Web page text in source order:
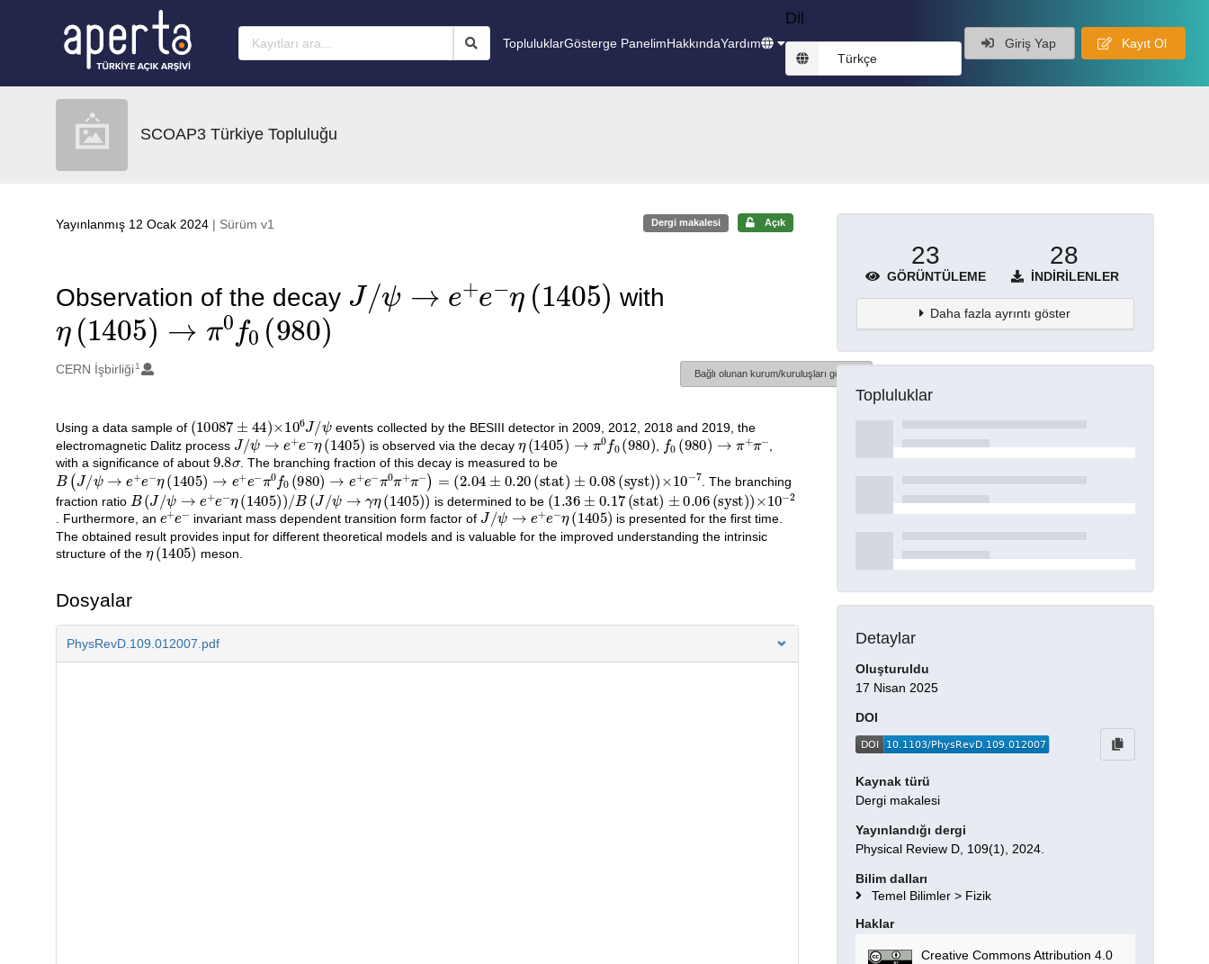
TopluluklarGösterge PanelimHakkındaYardım
Dil
Türkçe
Giriş Yap Kayıt Ol
SCOAP3 Türkiye Topluluğu
Yayınlanmış 12 Ocak 2024 | Sürüm v1 Dergi makalesi Açık
Observation of the decay
J/ ψ → e 1405)
with
η(1405)→π0f0(980)
Oluşturanlar
CERN İşbirliği1
Bağlı olunan kurum/kuruluşları göster
Açıklama
Using a data sample of (10087 ± 44 )× 10 6J /ψ
events collected by the BESIII detector in 2009, 2012, 2018 and 2019, the
electromagnetic Dalitz process J/ψ→e +e−η ( 1405) is observed via the decay η(1405) →π0f0(980) , f0 (980)→π +π
,
with a significance of about 9.8 σ. The branching fraction of this decay is measured to be
B(J /ψ→e+e−η(1405)→ e+e− π 0f0(980)→e +e−π0 π+π−)=(2.04±0.20(stat) ±0.08 ( syst) )× 10 −7
. The branching
fraction ratio B( J /ψ→ e − 1405))/B (J/ ψ → γ 1405)) is determined to be (1.36 ±0.17 (stat )
±0.06 (syst )) × 10−
. Furthermore, an e + −invariant mass dependent transition form factor of J/ψ→e +e −η(1405)
is presented for the first time.
The obtained result provides input for different theoretical models and is valuable for the improved understanding the intrinsic
structure of the η(1405) meson.
Dosyalar
PhysRevD.109.012007.pdf
23
GÖRÜNTÜLEME
28
İNDIRILENLER
Daha fazla ayrıntı göster
Topluluklar
Detaylar
Oluşturuldu
17 Nisan 2025
DOI
Kaynak türü
Dergi makalesi
Yayınlandığı dergi
Physical Review D, 109(1), 2024.
Bilim dalları
Temel Bilimler > Fizik
Haklar
Creative Commons Attribution 4.0